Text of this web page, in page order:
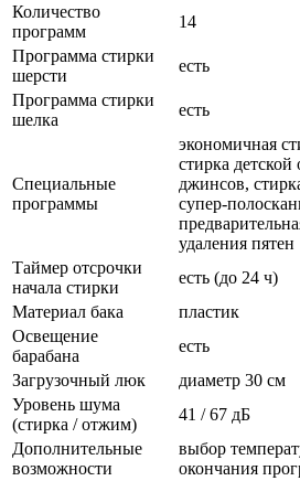
Количество
программ
14
Программа стирки
шерсти
есть
Программа стирки
шелка
есть
Специальные
программы
экономичная
стирка
джинсов,
супер-
удаления пятен
Таймер отсрочки
начала стирки
есть (до 24 ч)
Материал бака
пластик
Освещение
барабана
есть
Загрузочный люк
диаметр 30 см
Уровень шума
(стирка / отжим)
41 / 67 дБ
Дополнительные
возможности
выбор
окончания